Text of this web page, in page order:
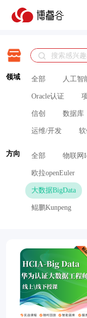
领域 全部 人工智
Oracle认证
信创 数据库
运维/开发
方向 全部 物联网
欧拉openEuler
大数据BigData
鲲鹏Kunpeng